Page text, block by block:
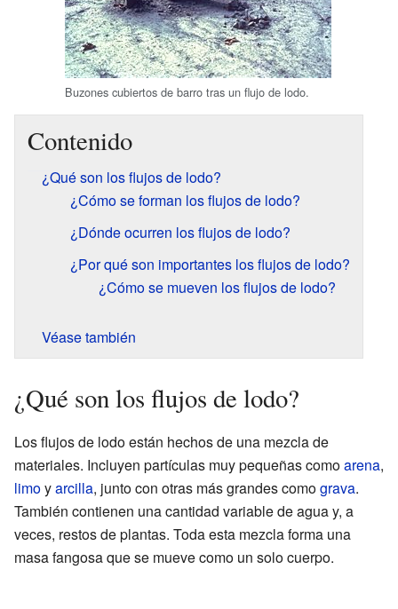
Buzones cubiertos de barro tras un flujo de lodo.
Contenido
¿Qué son los flujos de lodo?
¿Cómo se forman los flujos de lodo?
¿Dónde ocurren los flujos de lodo?
¿Por qué son importantes los flujos de lodo?
¿Cómo se mueven los flujos de lodo?
Véase también
¿Qué son los flujos de lodo?
Los flujos de lodo están hechos de una mezcla de
materiales. Incluyen partículas muy pequeñas comoarena,
limoyarcilla, junto con otras más grandes comograva.
También contienen una cantidad variable de agua y, a
veces, restos de plantas. Toda esta mezcla forma una
masa fangosa que se mueve como un solo cuerpo.